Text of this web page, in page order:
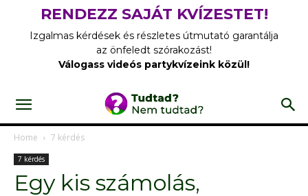
RENDEZZ SAJÁT KVÍZESTET!
Izgalmas kérdések és részletes útmutató garantálja
az önfeledt szórakozást!
Válogass videós partykvízeink közül!
Home 7 kérdés
7 kérdés
Egy kis számolás,